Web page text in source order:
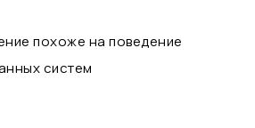
похоже на поведение
систем